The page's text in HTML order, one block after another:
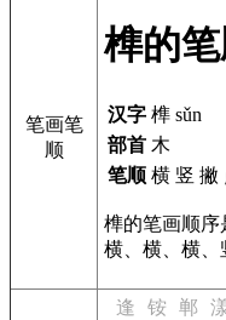
笔画笔
顺
榫的
汉字 榫 sǔn
部首 木
笔顺 横 竖 撇
榫的笔画顺序
横、横、横、
逢 铵 郸 漾